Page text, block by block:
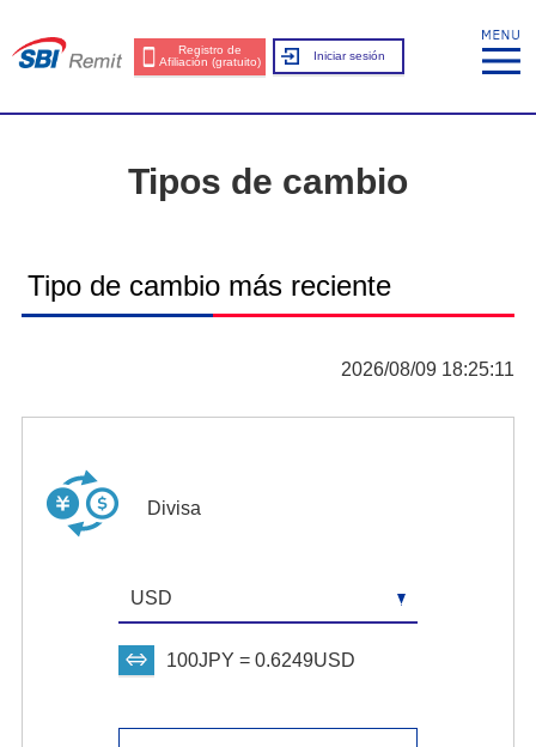
Registro de
Afiliación (gratuito)
Iniciar sesión
Tipos de cambio
Tipo de cambio más reciente
2026/08/09 18:25:11
Divisa
100JPY = 0.6249USD